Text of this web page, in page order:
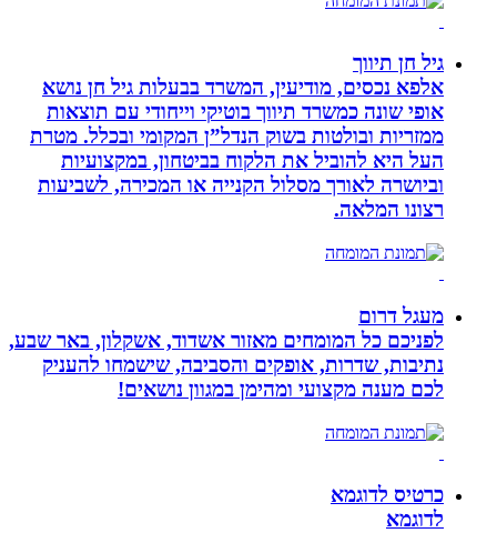
גיל חן תיווך
אלפא נכסים, מודיעין, המשרד בבעלות גיל חן נושא
אופי שונה כמשרד תיווך בוטיקי וייחודי עם תוצאות
ממזריות ובולטות בשוק הנדל”ן המקומי ובכלל. מטרת
העל היא להוביל את הלקוח בביטחון, במקצועיות
וביושרה לאורך מסלול הקנייה או המכירה, לשביעות
רצונו המלאה.
מעגל דרום
לפניכם כל המומחים מאזור אשדוד, אשקלון, באר שבע,
נתיבות, שדרות, אופקים והסביבה, שישמחו להעניק
לכם מענה מקצועי ומהימן במגוון נושאים!
כרטיס לדוגמא
לדוגמא